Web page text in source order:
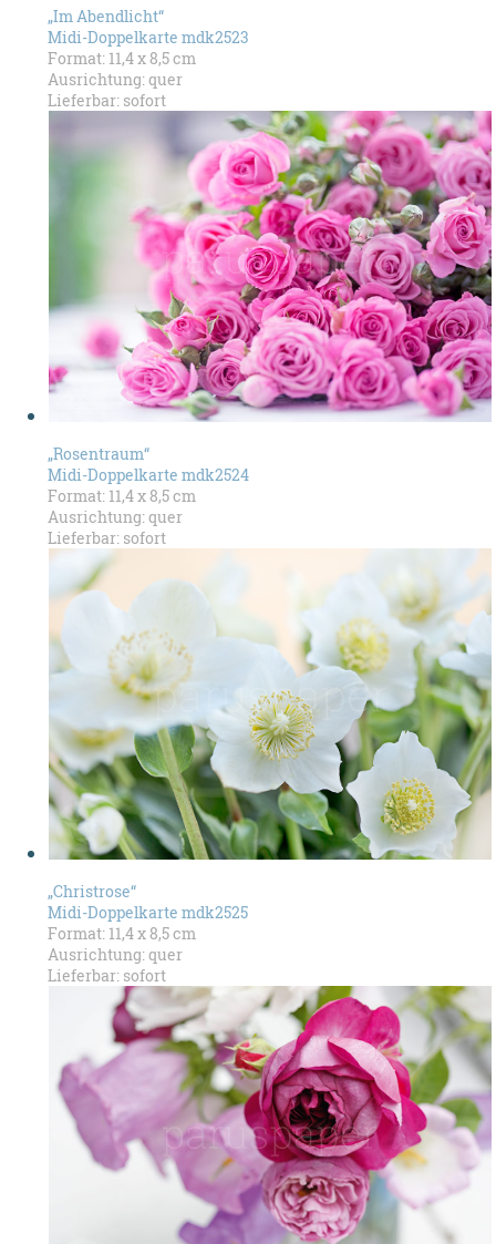
„Im Abendlicht“
Midi-Doppelkarte mdk2523
Format: 11,4 x 8,5 cm
Ausrichtung: quer
Lieferbar: sofort
„Rosentraum“
Midi-Doppelkarte mdk2524
Format: 11,4 x 8,5 cm
Ausrichtung: quer
Lieferbar: sofort
„Christrose“
Midi-Doppelkarte mdk2525
Format: 11,4 x 8,5 cm
Ausrichtung: quer
Lieferbar: sofort